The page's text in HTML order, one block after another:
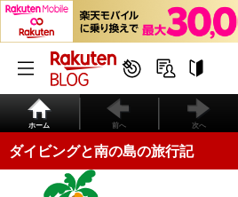
ホーム 前へ 次へ
ダイビングと南の島の旅行記